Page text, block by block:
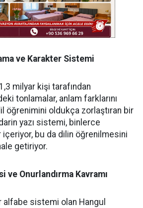
ve Karakter Sistemi
milyar kişi tarafından
tonlamalar, anlam farklarını
öğrenimini oldukça zorlaştıran bir
yazı sistemi, binlerce
bu da dilin öğrenilmesini
getiriyor.
ve Onurlandırma Kavramı
alfabe sistemi olan Hangul